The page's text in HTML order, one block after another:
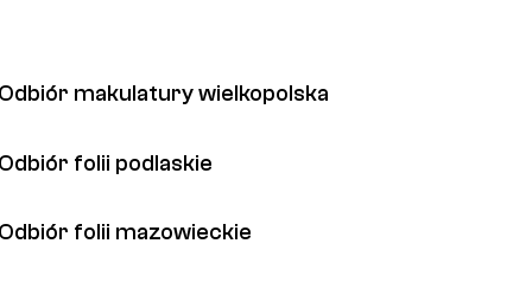
Odbiór makulatury wielkopolska
Odbiór folii podlaskie
Odbiór folii mazowieckie